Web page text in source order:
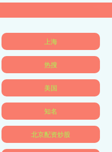
上海
热搜
美国
知名
北京配资炒股